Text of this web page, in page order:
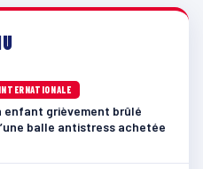
enfant grièvement brûlé
balle antistress achetée